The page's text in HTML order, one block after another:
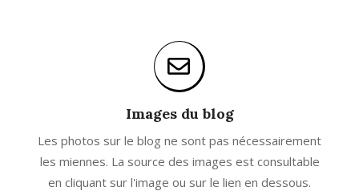
Images du blog
Les photos sur le blog ne sont pas nécessairement
les miennes. La source des images est consultable
en cliquant sur l'image ou sur le lien en dessous.